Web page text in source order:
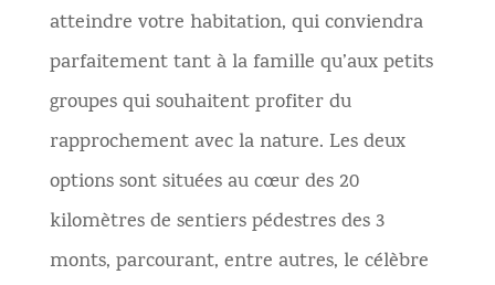
atteindre votre habitation, qui conviendra
parfaitement tant à la famille qu’aux petits
groupes qui souhaitent profiter du
rapprochement avec la nature. Les deux
options sont situées au cœur des 20
kilomètres de sentiers pédestres des 3
monts, parcourant, entre autres, le célèbre